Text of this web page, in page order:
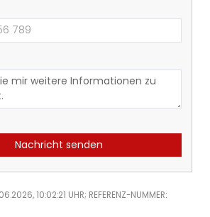
Nachricht senden
10:02:21 UHR; REFERENZ-NUMMER: